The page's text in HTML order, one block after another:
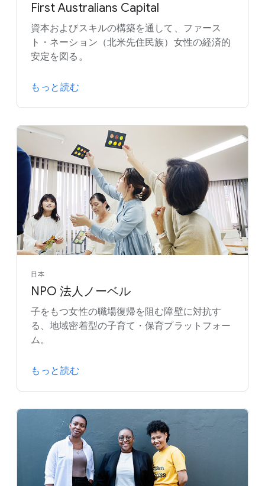
First Australians Capital
資本およびスキルの構築を通して、ファース
ト・ネーション（北米先住民族）女性の経済的
安定を図る。
もっと読む
日本
NPO 法人ノーベル
子をもつ女性の職場復帰を阻む障壁に対抗す
る、地域密着型の子育て・保育プラットフォー
ム。
もっと読む